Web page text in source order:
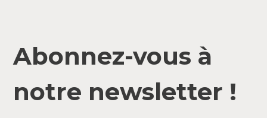
Abonnez-vous à
notre newsletter !